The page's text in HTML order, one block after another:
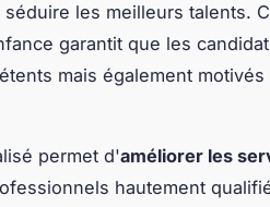
les meilleurs talents.
garantit que les
mais également motivés
permet d'améliorer les
hautement